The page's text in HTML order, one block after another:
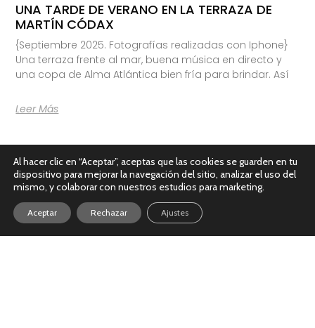
UNA TARDE DE VERANO EN LA TERRAZA DE
MARTÍN CÓDAX
{Septiembre 2025. Fotografías realizadas con Iphone}
Una terraza frente al mar, buena música en directo y
una copa de Alma Atlántica bien fría para brindar. Así
Leer Más
Al hacer clic en “Aceptar”, aceptas que las cookies se guarden en tu
dispositivo para mejorar la navegación del sitio, analizar el uso del
mismo, y colaborar con nuestros estudios para marketing.
Aceptar Rechazar Ajustes